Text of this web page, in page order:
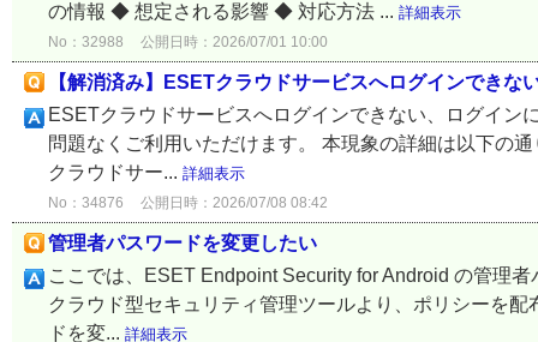
の情報 ◆ 想定される影響 ◆ 対応方法 ... 詳細表示
No：32988 公開日時：2026/07/01 10:00
【解消済み】ESETクラウドサービスへログインできな
ESETクラウドサービスへログインできない、ログイン
問題なくご利用いただけます。 本現象の詳細は以下
クラウドサー... 詳細表示
No：34876 公開日時：2026/07/08 08:42
管理者パスワードを変更したい
ここでは、ESET Endpoint Security for Android の管理
クラウド型セキュリティ管理ツールより、ポリシーを
ドを変... 詳細表示